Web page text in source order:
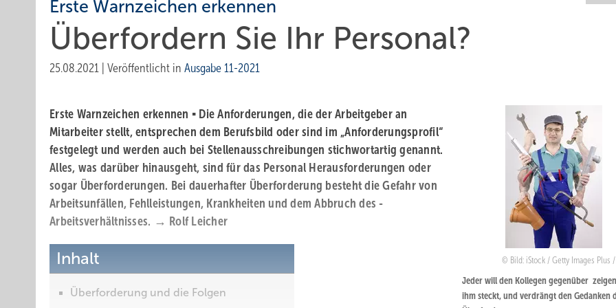
Erste Warnzeichen erkennen
Überfordern Sie Ihr Personal?
25.08.2021 Veröffentlicht in Ausgabe 11-2021
Bild: iStock / Getty Images Plus
Jeder will den Kollegen gegenüber
ihm steckt, und verdrängt den ­Gedanken
Erste Warnzeichen erkennen ▪ Die Anforderungen, die der Arbeitgeber an
Mitarbeiter stellt, entsprechen dem Berufsbild oder sind im „Anforderungsprofil“
festgelegt und werden auch bei Stellenausschreibungen stichwortartig genannt.
Alles, was darüber hinausgeht, sind für das Personal Herausforderungen oder
sogar Überforderungen. Bei ­dauerhafter Überforderung besteht die Gefahr von
Arbeitsunfällen, Fehlleistungen, Krankheiten und dem Abbruch des ­
Arbeitsverhältnisses. → Rolf Leicher
Inhalt
Überforderung und die Folgen